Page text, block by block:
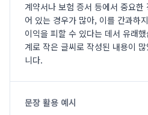
계약서나 보험 증서 등에서 중요
어 있는 경우가 많아, 이를 간과하
이익을 피할 수 있다는 데서 유래
계로 작은 글씨로 작성된 내용이
니다.
문장 활용 예시